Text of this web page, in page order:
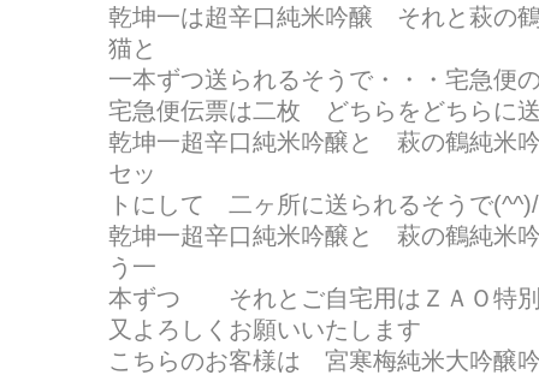
乾坤一は超辛口純米吟醸 それと萩の
猫と
一本ずつ送られるそうで・・・宅急便
宅急便伝票は二枚 どちらをどちらに
乾坤一超辛口純米吟醸と 萩の鶴純米
セッ
トにして 二ヶ所に送られるそうで(^^)/
乾坤一超辛口純米吟醸と 萩の鶴純米
う一
本ずつ それとご自宅用はＺＡＯ特別
又よろしくお願いいたします
こちらのお客様は 宮寒梅純米大吟醸